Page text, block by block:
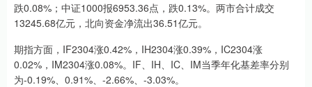
跌0.08%；中证1000报6953.36点，跌0.13%。两市合计成交
13245.68亿元，北向资金净流出36.51亿元。
期指方面，IF2304涨0.42%，IH2304涨0.39%，IC2304涨
0.02%，IM2304涨0.08%。IF、IH、IC、IM当季年化基差率分别
为-0.19%、0.91%、-2.66%、-3.03%。